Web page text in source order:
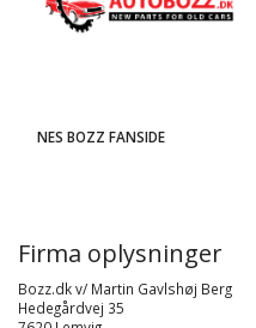
NES BOZZ FANSIDE
Firma oplysninger
Bozz.dk v/ Martin Gavlshøj Berg
Hedegårdvej 35